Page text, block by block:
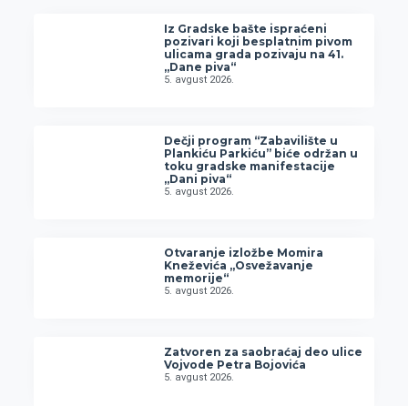
Iz Gradske bašte ispraćeni
pozivari koji besplatnim pivom
ulicama grada pozivaju na 41.
„Dane piva“
5. avgust 2026.
Dečji program “Zabavilište u
Plankiću Parkiću” biće održan u
toku gradske manifestacije
„Dani piva“
5. avgust 2026.
Otvaranje izložbe Momira
Kneževića „Osvežavanje
memorije“
5. avgust 2026.
Zatvoren za saobraćaj deo ulice
Vojvode Petra Bojovića
5. avgust 2026.